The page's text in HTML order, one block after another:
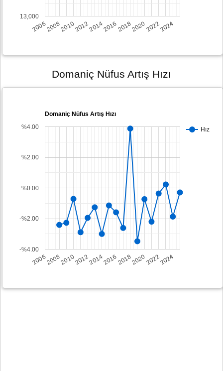
2006200820102012201420162018202020222024
13,000
Domaniç Nüfus Artış Hızı
Domaniç Nüfus Artış Hızı
Hız
2006200820102012201420162018202020222024
-%4.00
-%2.00
%0.00
%2.00
%4.00